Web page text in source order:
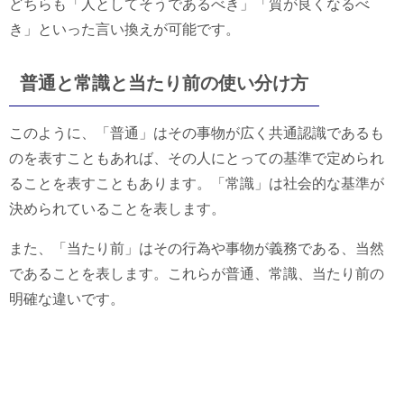
どちらも「人としてそうであるべき」「質が良くなるべ
き」といった言い換えが可能です。
普通と常識と当たり前の使い分け方
このように、「普通」はその事物が広く共通認識であるも
のを表すこともあれば、その人にとっての基準で定められ
ることを表すこともあります。「常識」は社会的な基準が
決められていることを表します。
また、「当たり前」はその行為や事物が義務である、当然
であることを表します。これらが普通、常識、当たり前の
明確な違いです。